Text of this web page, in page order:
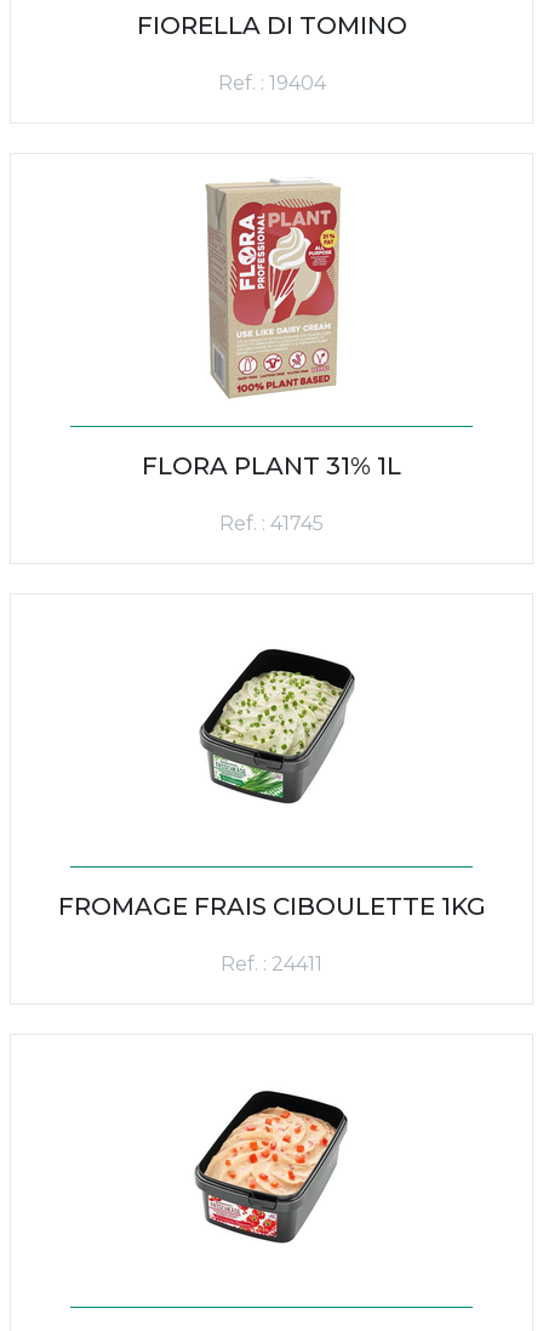
FIORELLA DI TOMINO
Ref. : 19404
FLORA PLANT 31% 1L
Ref. : 41745
FROMAGE FRAIS CIBOULETTE 1KG
Ref. : 24411